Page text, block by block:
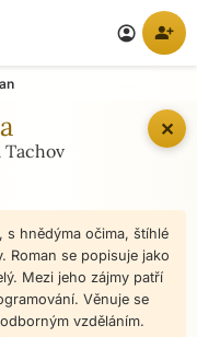
account_circle person_add
✕
Tachov
s hnědýma očima, štíhlé
Roman se popisuje jako
Mezi jeho zájmy patří
Věnuje se
vzděláním.